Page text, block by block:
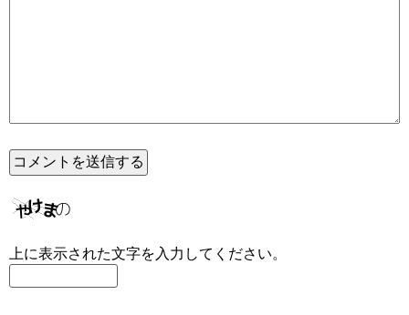
上に表示された文字を入力してください。